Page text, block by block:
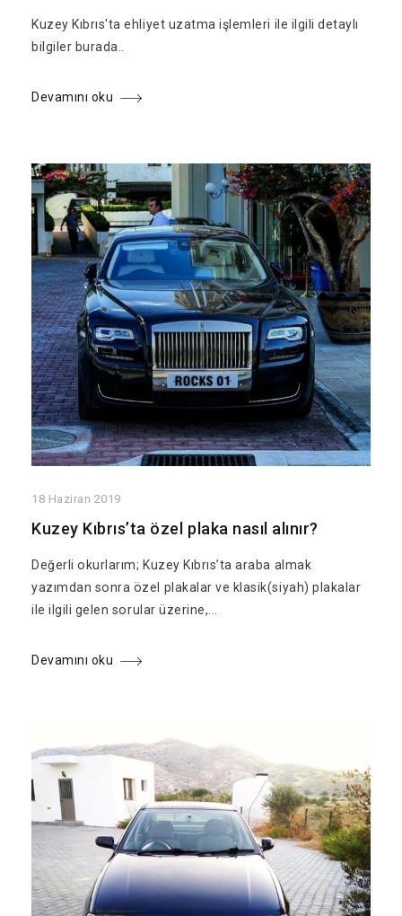
Kuzey Kıbrıs'ta ehliyet uzatma işlemleri ile ilgili detaylı
bilgiler burada..
Devamını oku
18 Haziran 2019
Kuzey Kıbrıs’ta özel plaka nasıl alınır?
Değerli okurlarım; Kuzey Kıbrıs’ta araba almak
yazımdan sonra özel plakalar ve klasik(siyah) plakalar
ile ilgili gelen sorular üzerine,...
Devamını oku